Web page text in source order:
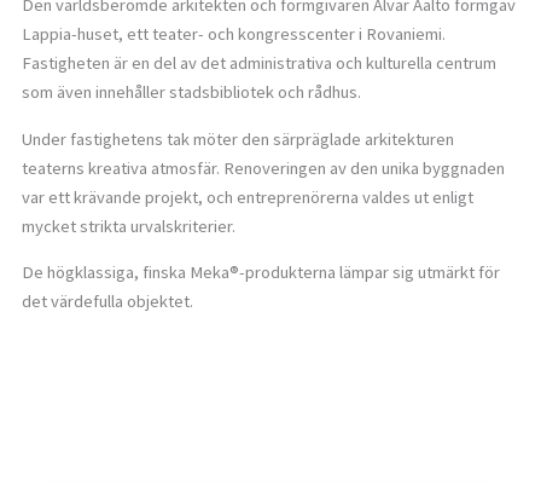
Den världsberömde arkitekten och formgivaren Alvar Aalto formgav
Lappia-huset, ett teater- och kongresscenter i Rovaniemi.
Fastigheten är en del av det administrativa och kulturella centrum
som även innehåller stadsbibliotek och rådhus.
Under fastighetens tak möter den särpräglade arkitekturen
teaterns kreativa atmosfär. Renoveringen av den unika byggnaden
var ett krävande projekt, och entreprenörerna valdes ut enligt
mycket strikta urvalskriterier.
De högklassiga, finska Meka®-produkterna lämpar sig utmärkt för
det värdefulla objektet.